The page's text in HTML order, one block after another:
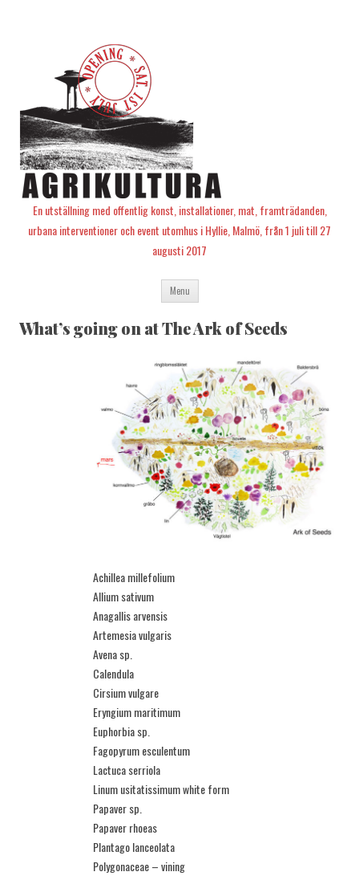
En utställning med offentlig konst, installationer, mat, framträdanden,
urbana interventioner och event utomhus i Hyllie, Malmö, från 1 juli till 27
augusti 2017
Menu Skip
content
What’s going on at The Ark of Seeds
Achillea millefolium
Allium sativum
Anagallis arvensis
Artemesia vulgaris
Avena sp.
Calendula
Cirsium vulgare
Eryngium maritimum
Euphorbia sp.
Fagopyrum esculentum
Lactuca serriola
Linum usitatissimum white form
Papaver sp.
Papaver rhoeas
Plantago lanceolata
Polygonaceae – vining